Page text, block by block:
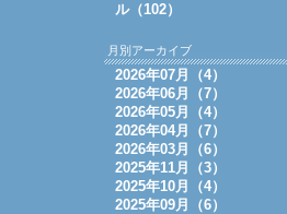
ル（102）
月別アーカイブ
2026年07月（4）
2026年06月（7）
2026年05月（4）
2026年04月（7）
2026年03月（6）
2025年11月（3）
2025年10月（4）
2025年09月（6）